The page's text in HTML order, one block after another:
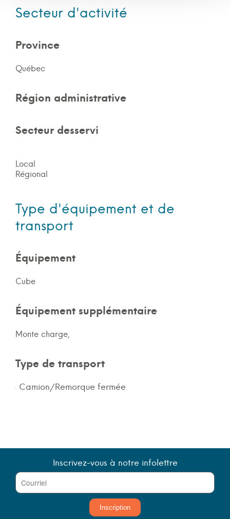
Secteur d'activité
Province
Québec
Région administrative
Secteur desservi
Local
Régional
Type d'équipement et de
transport
Équipement
Cube
Équipement supplémentaire
Monte charge,
Type de transport
Camion/Remorque fermée
Inscrivez-vous à notre infolettre
Inscription